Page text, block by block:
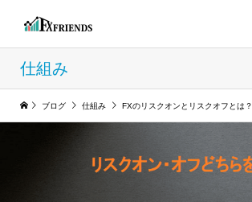
仕組み
ブログ 仕組み FXのリスクオンとリスクオフとは？